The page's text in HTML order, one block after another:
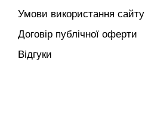
Умови використання сайту
Договір публічної оферти
Відгуки